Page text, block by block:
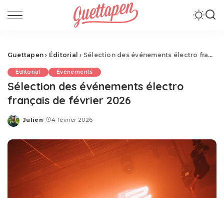
Guettapen › Éditorial › Sélection des événements électro français de février 2026
Éditorial Événements
Sélection des événements électro
français de février 2026
Posted
Julien 4 février 2026